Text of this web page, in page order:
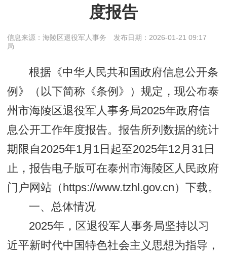
度报告
信息来源：海陵区退役军人事务
局
发布日期：2026-01-21 09:17
根据《中华人民共和国政府信息公开条
例》（以下简称《条例》）规定，现公布泰
州市海陵区退役军人事务局2025年政府信
息公开工作年度报告。报告所列数据的统计
期限自2025年1月1日起至2025年12月31日
止，报告电子版可在泰州市海陵区人民政府
门户网站（https://www.tzhl.gov.cn）下载。
一、总体情况
2025年，区退役军人事务局坚持以习
近平新时代中国特色社会主义思想为指导，